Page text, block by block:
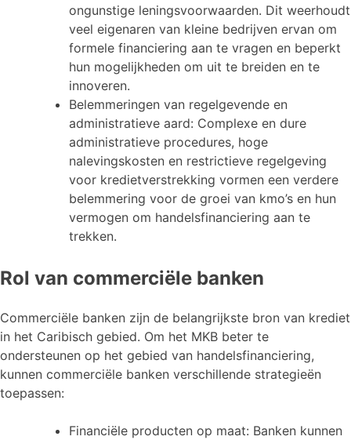
ongunstige leningsvoorwaarden. Dit weerhoudt
veel eigenaren van kleine bedrijven ervan om
formele financiering aan te vragen en beperkt
hun mogelijkheden om uit te breiden en te
innoveren.
Belemmeringen van regelgevende en
administratieve aard: Complexe en dure
administratieve procedures, hoge
nalevingskosten en restrictieve regelgeving
voor kredietverstrekking vormen een verdere
belemmering voor de groei van kmo’s en hun
vermogen om handelsfinanciering aan te
trekken.
Rol van commerciële banken
Commerciële banken zijn de belangrijkste bron van krediet
in het Caribisch gebied. Om het MKB beter te
ondersteunen op het gebied van handelsfinanciering,
kunnen commerciële banken verschillende strategieën
toepassen:
Financiële producten op maat: Banken kunnen